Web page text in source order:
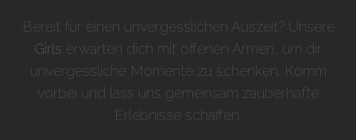
Bereit für einen unvergesslichen Auszeit? Unsere
Girls erwarten dich mit offenen Armen, um dir
unvergessliche Momente zu schenken. Komm
vorbei und lass uns gemeinsam zauberhafte
Erlebnisse schaffen.